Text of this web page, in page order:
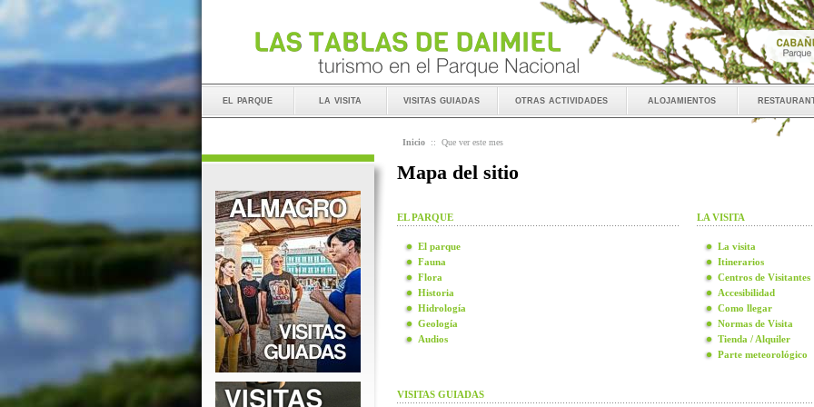
el parque la visita visitas guiadas otras actividades alojamientos
Inicio :: Que ver este mes
Mapa del sitio
EL PARQUE
El parque
Fauna
Flora
Historia
Hidrología
Geología
Audios
LA VISITA
La visita
Itinerarios
Centros de Visitantes
Accesibilidad
Como llegar
Normas de Visita
Tienda / Alquiler
Parte meteorológico
VISITAS GUIADAS